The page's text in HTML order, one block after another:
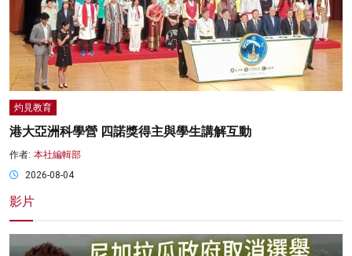
灼見教育
港大亞洲科學營 四諾獎得主與學生講解互動
作者: 本社編輯部
2026-08-04
影片